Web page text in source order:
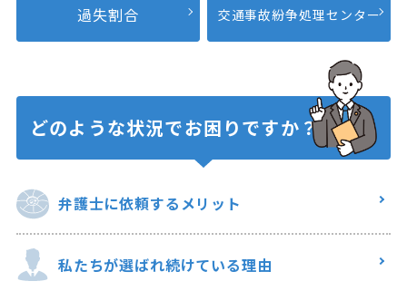
過失割合 交通事故紛争処理センター
どのような状況でお困りですか？
弁護士に依頼するメリット
私たちが選ばれ続けている理由